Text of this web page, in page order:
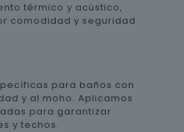
térmico y acústico,
comodidad y seguridad
para baños con
y al moho. Aplicamos
para garantizar
y techos.